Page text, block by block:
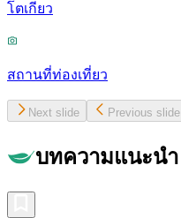
โตเกียว
สถานที่ท่องเที่ยว
Next slide Previous slide
บทความแนะนำ